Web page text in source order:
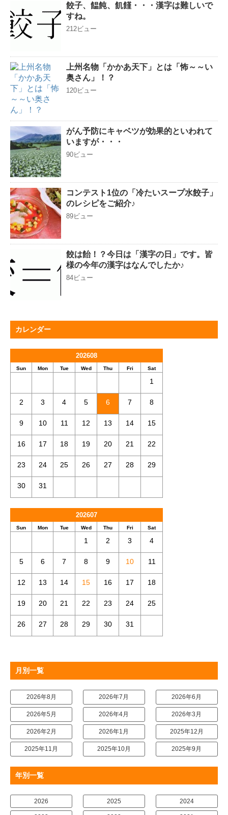
餃子、饂飩、飢饉・・・漢字は難しいで
すね。
212ビュー
上州名物「かかあ天下」とは「怖～～い
奥さん」！？
120ビュー
がん予防にキャベツが効果的といわれて
いますが・・・
90ビュー
コンテスト1位の「冷たいスープ水餃子」
のレシピをご紹介♪
89ビュー
餃は飴！？今日は「漢字の日」です。皆
様の今年の漢字はなんでしたか♪
84ビュー
カレンダー
202608
Sun Mon Tue Wed Thu Fri Sat
1
2 3 4 5 6 7 8
9 10 11 12 13 14 15
16 17 18 19 20 21 22
23 24 25 26 27 28 29
30 31
202607
Sun Mon Tue Wed Thu Fri Sat
1 2 3 4
5 6 7 8 9 10 11
12 13 14 15 16 17 18
19 20 21 22 23 24 25
26 27 28 29 30 31
月別一覧
2026年8月 2026年7月 2026年6月
2026年5月 2026年4月 2026年3月
2026年2月 2026年1月 2025年12月
2025年11月 2025年10月 2025年9月
年別一覧
2026 2025 2024